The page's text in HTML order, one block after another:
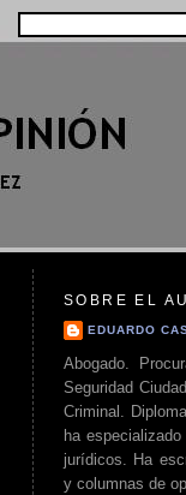
SOBRE EL
EDUARDO
Abogado.
Seguridad
Criminal.
ha
jurídicos. Ha
y columnas de